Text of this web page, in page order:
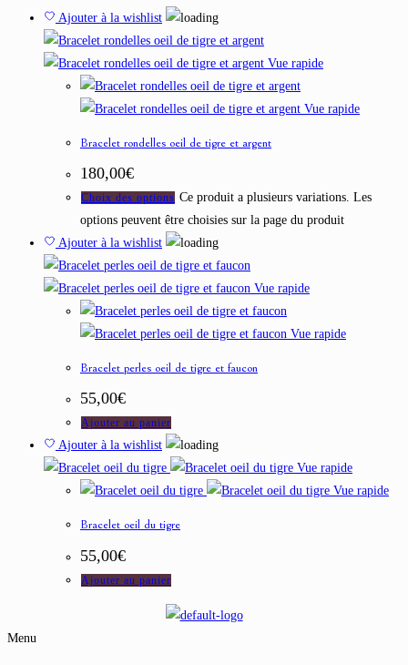
Ajouter à la wishlist
Vue rapide
Vue rapide
Bracelet rondelles oeil de tigre et argent
180,00€
Choix des options Ce produit a plusieurs variations. Les
options peuvent être choisies sur la page du produit
Ajouter à la wishlist
Vue rapide
Vue rapide
Bracelet perles oeil de tigre et faucon
55,00€
Ajouter au panier
Ajouter à la wishlist
Vue rapide
Vue rapide
Bracelet oeil du tigre
55,00€
Ajouter au panier
Menu